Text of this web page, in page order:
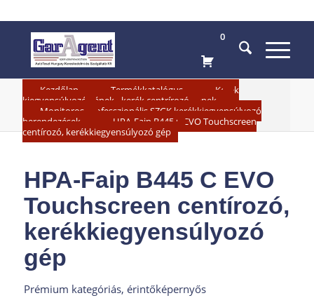
0
Kezdőlap Termékkatalógus
Kerék
kiegyensúlyozó gépek - kerék centrírozó gépek
Monitoros Professzionális SZGK kerékkiegyensúlyozó
berendezések
HPA-Faip B445 C EVO Touchscreen
centírozó, kerékkiegyensúlyozó gép
HPA-Faip B445 C EVO
Touchscreen centírozó,
kerékkiegyensúlyozó
gép
Prémium kategóriás, érintőképernyős